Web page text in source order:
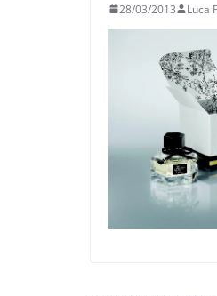
28/03/2013 Luca